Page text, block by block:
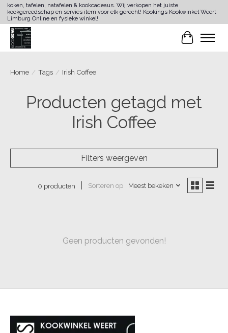
koken, tafelen, natafelen & kookcadeaus. Wij verkopen het juiste
kookgereedschap en servies item voor elk gerecht! Kookings Kookwinkel Weert
Limburg Online en fysieke winkel!
Home / Tags / Irish Coffee
Producten getagd met
Irish Coffee
Filters weergeven
0 producten Sorteren op Meest bekeken
Geen producten gevonden!